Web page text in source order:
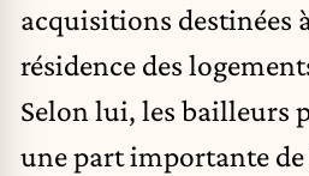
acquisitions destinées
résidence des
Selon lui, les bailleurs
une part importante